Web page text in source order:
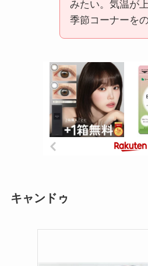
みたい。気温が
季節コーナーを
キャンドゥ